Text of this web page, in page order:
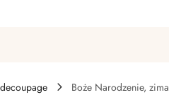
Boże Narodzenie, zima